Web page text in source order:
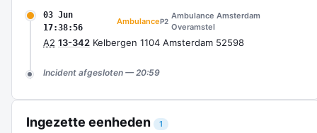
03 Jun
17:38:56
AmbulanceP2
Ambulance Amsterdam
Overamstel
A2 13-342 Kelbergen 1104 Amsterdam 52598
Incident afgesloten — 20:59
Ingezette eenheden 1